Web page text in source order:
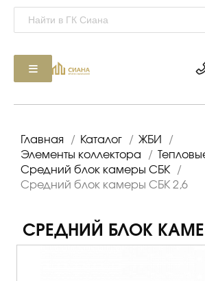
Главная / Каталог / ЖБИ
/
Элементы коллектора
/
Средний блок камеры СБК
/
Средний блок камеры СБК 2,6
СРЕДНИЙ БЛОК